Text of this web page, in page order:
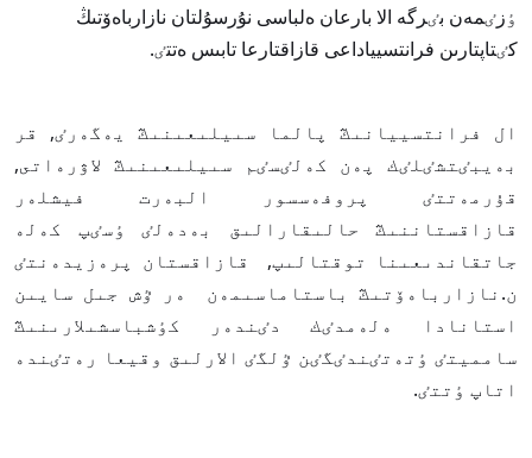
ٶزٸمەن بٸرگە الا بارعان ەلباسى نۇرسۇلتان نازارباەۆتىڭ
كٸتاپتارىن فرانتسيياداعى قازاقتارعا تابىس ەتتٸ.
ال فرانتسييانىڭ پالما سىيلىعىنىڭ يەگەرٸ, قر
بەيبٸتشٸلٸك پەن كەلٸسٸم سىيلىعىنىڭ لاۋرەاتى,
قۇرمەتتٸ پروفەسسور البەرت فيشلەر
قازاقستاننىڭ حالىقارالىق بەدەلٸ ٶسٸپ كەلە
جاتقاندىعىنا توقتالىپ, قازاقستان پرەزيدەنتٸ
ن.نازارباەۆتىڭ باستاماسىمەن ەر ٷش جىل سايىن
استانادا ەلەمدٸك دٸندەر كٶشباسشىلارىنىڭ
سامميتٸ ٶتەتٸندٸگٸن ٷلگٸ الارلىق وقيعا رەتٸندە
اتاپ ٶتتٸ.